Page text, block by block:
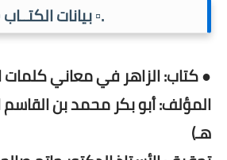
.▫️ بيانات
● كتاب: الزاهر في معاني كلمات
هـ)